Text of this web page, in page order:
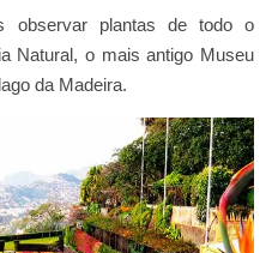
observar plantas de todo o
Natural, o mais antigo Museu
da Madeira.